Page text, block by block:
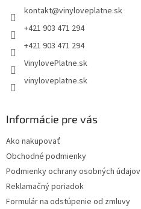
kontakt@vinyloveplatne.sk
+421 903 471 294
+421 903 471 294
VinylovePlatne.sk
vinyloveplatne.sk
Informácie pre vás
Ako nakupovať
Obchodné podmienky
Podmienky ochrany osobných údajov
Reklamačný poriadok
Formulár na odstúpenie od zmluvy